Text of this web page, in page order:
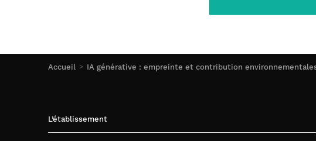
Accueil IA générative : empreinte et contribution
L’établissement